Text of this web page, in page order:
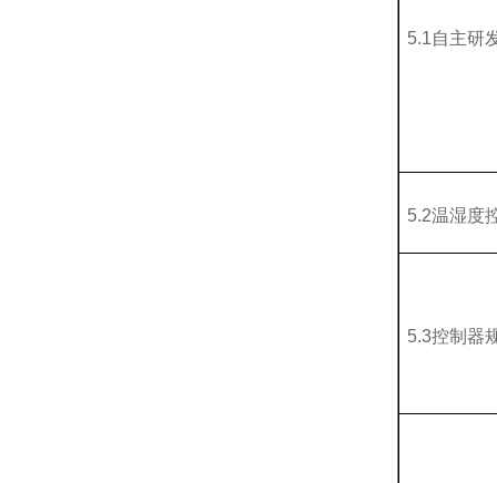
5.1自主研
5.2温湿度
5.3控制器